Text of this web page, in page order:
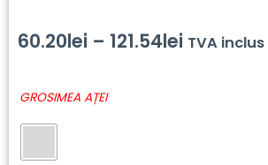
60.20lei – 121.54lei Interval
TVA inclus
GROSIMEA AȚEI
Cantitate
MADEIRA